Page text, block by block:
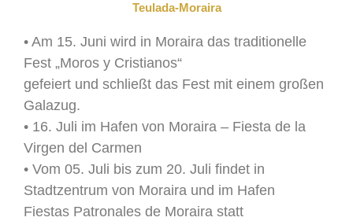
Teulada-Moraira
• Am 15. Juni wird in Moraira das traditionelle
Fest „Moros y Cristianos“
gefeiert und schließt das Fest mit einem großen
Galazug.
• 16. Juli im Hafen von Moraira – Fiesta de la
Virgen del Carmen
• Vom 05. Juli bis zum 20. Juli findet in
Stadtzentrum von Moraira und im Hafen
Fiestas Patronales de Moraira statt